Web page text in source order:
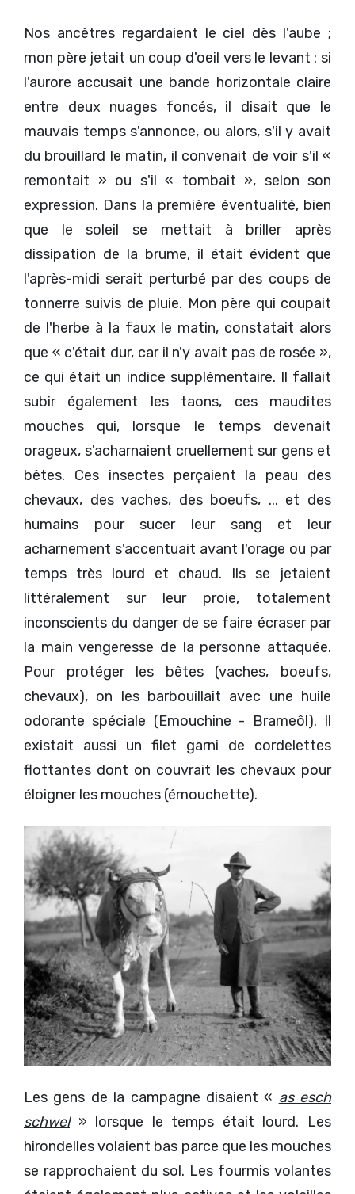
Nos ancêtres regardaient le ciel dès l'aube ;
mon père jetait un coup d'oeil vers le levant : si
l'aurore accusait une bande horizontale claire
entre deux nuages foncés, il disait que le
mauvais temps s'annonce, ou alors, s'il y avait
du brouillard le matin, il convenait de voir s'il «
remontait » ou s'il « tombait », selon son
expression. Dans la première éventualité, bien
que le soleil se mettait à briller après
dissipation de la brume, il était évident que
l'après-midi serait perturbé par des coups de
tonnerre suivis de pluie. Mon père qui coupait
de l'herbe à la faux le matin, constatait alors
que « c'était dur, car il n'y avait pas de rosée »,
ce qui était un indice supplémentaire. Il fallait
subir également les taons, ces maudites
mouches qui, lorsque le temps devenait
orageux, s'acharnaient cruellement sur gens et
bêtes. Ces insectes perçaient la peau des
chevaux, des vaches, des boeufs, ... et des
humains pour sucer leur sang et leur
acharnement s'accentuait avant l'orage ou par
temps très lourd et chaud. Ils se jetaient
littéralement sur leur proie, totalement
inconscients du danger de se faire écraser par
la main vengeresse de la personne attaquée.
Pour protéger les bêtes (vaches, boeufs,
chevaux), on les barbouillait avec une huile
odorante spéciale (Emouchine - Brameôl). Il
existait aussi un filet garni de cordelettes
flottantes dont on couvrait les chevaux pour
éloigner les mouches (émouchette).
Les gens de la campagne disaient « as esch
schwel» lorsque le temps était lourd. Les
hirondelles volaient bas parce que les mouches
se rapprochaient du sol. Les fourmis volantes